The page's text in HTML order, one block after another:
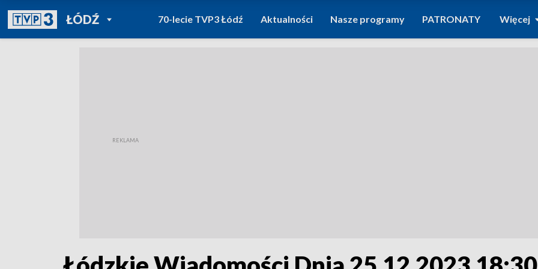
ŁÓDŹPOWRÓT DO
TVP REGIONY
70-lecie TVP3 Łódź Aktualności Nasze programy PATRONATY Więcej